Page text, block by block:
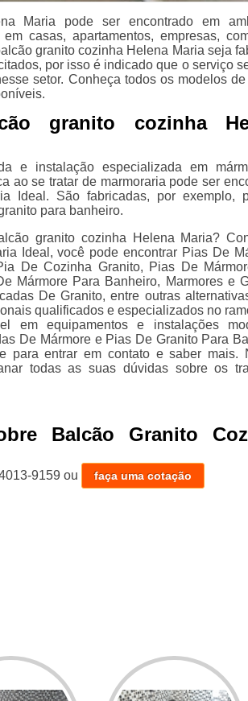
Maria pode ser encontrado em
casas, apartamentos, empresas,
granito cozinha Helena Maria seja
por isso é indicado que o serviço
setor. Conheça todos os modelos
granito cozinha
e instalação especializada em
ao se tratar de marmoraria pode ser
Ideal. São fabricadas, por exemplo,
para banheiro.
granito cozinha Helena Maria?
Ideal, você pode encontrar Pias De
De Cozinha Granito, Pias De
Mármore Para Banheiro, Marmores e
De Granito, entre outras
qualificados e especializados no
em equipamentos e instalações
De Mármore e Pias De Granito Para
para entrar em contato e saber mais.
todas as suas dúvidas sobre os
Balcão Granito
9159 ou faça uma cotação